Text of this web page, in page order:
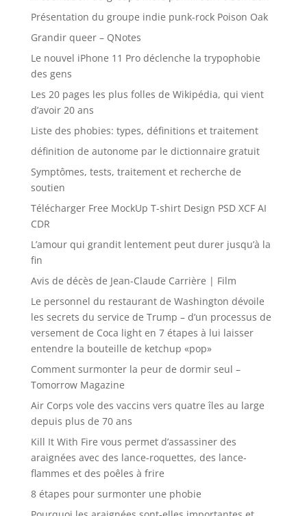
Présentation du groupe indie punk-rock Poison Oak
Grandir queer – QNotes
Le nouvel iPhone 11 Pro déclenche la trypophobie
des gens
Les 20 pages les plus folles de Wikipédia, qui vient
d’avoir 20 ans
Liste des phobies: types, définitions et traitement
définition de autonome par le dictionnaire gratuit
Symptômes, tests, traitement et recherche de
soutien
Télécharger Free MockUp T-shirt Design PSD XCF AI
CDR
L’amour qui grandit lentement peut durer jusqu’à la
fin
Avis de décès de Jean-Claude Carrière | Film
Le personnel du restaurant de Washington dévoile
les secrets du service de Trump – d’un processus de
versement de Coca light en 7 étapes à lui laisser
entendre la bouteille de ketchup «pop»
Comment surmonter la peur de dormir seul –
Tomorrow Magazine
Air Corps vole des vaccins vers quatre îles au large
depuis plus de 70 ans
Kill It With Fire vous permet d’assassiner des
araignées avec des lance-roquettes, des lance-
flammes et des poêles à frire
8 étapes pour surmonter une phobie